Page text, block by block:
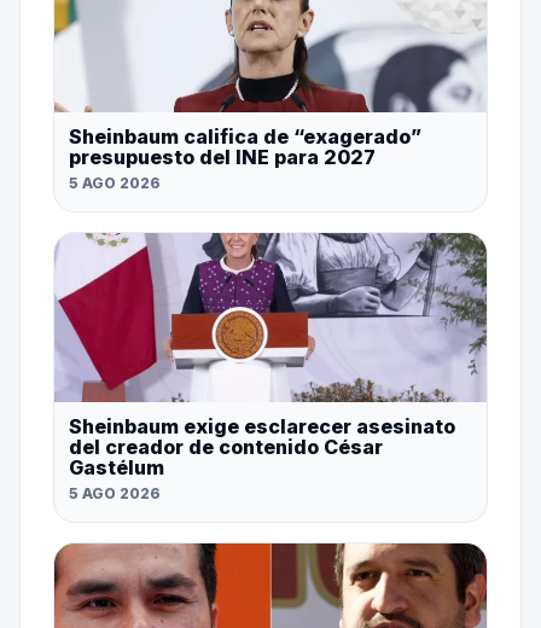
Sheinbaum califica de “exagerado”
presupuesto del INE para 2027
5 AGO 2026
Sheinbaum exige esclarecer asesinato
del creador de contenido César
Gastélum
5 AGO 2026